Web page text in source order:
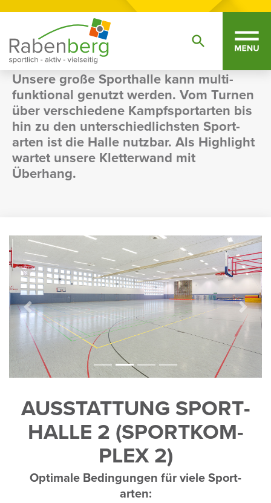
Sportpark Rabenberg
Sport & Training
SPORT­HALLE 2
Unsere große Sport­halle kann multi­
funk­tional genutzt werden. Vom Turnen
über verschie­dene Kampf­sport­arten bis
hin zu den unter­schied­lichsten Sport­
arten ist die Halle nutzbar. Als High­light
wartet unsere Klet­ter­wand mit
Überhang.
AUSSTAT­TUNG SPORT­
HALLE 2 (SPORT­KOM­
PLEX 2)
Opti­male Bedin­gungen für viele Sport­
arten: